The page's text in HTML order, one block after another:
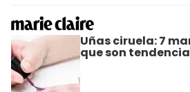
Uñas ciruela: 7
que son